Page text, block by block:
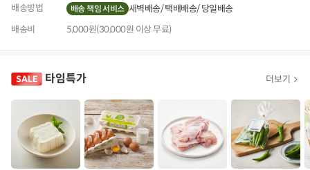
배송방법 배송 책임 서비스 새벽배송 택배배송 당일배송
배송비
5,000원(30,000원 이상 무료)
타임특가 더보기